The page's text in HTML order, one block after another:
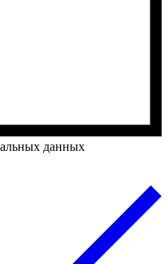
данных